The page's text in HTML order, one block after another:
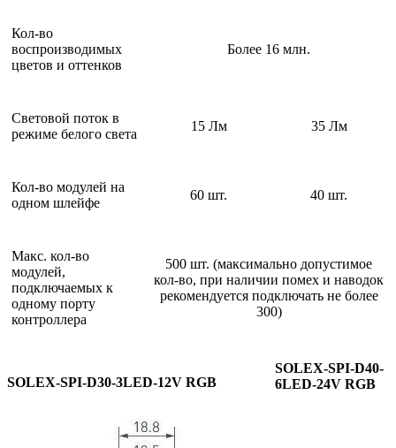
Кол-во
воспроизводимых
цветов и оттенков
Более 16 млн.
Световой поток в
режиме белого света
15 Лм 35 Лм
Кол-во модулей на
одном шлейфе
60 шт. 40 шт.
Макс. кол-во
модулей,
подключаемых к
одному порту
контроллера
500 шт. (максимально допустимое
кол-во, при наличии помех и наводок
рекомендуется подключать не более
300)
SOLEX-SPI-D30-3LED-12V RGB
SOLEX-SPI-D40-
6LED-24V RGB